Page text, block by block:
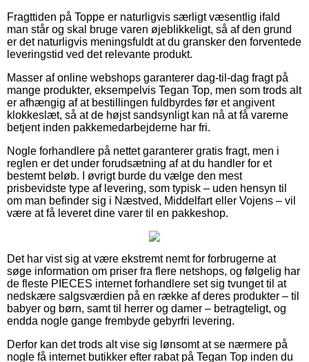
Fragttiden på Toppe er naturligvis særligt væsentlig ifald
man står og skal bruge varen øjeblikkeligt, så af den grund
er det naturligvis meningsfuldt at du gransker den forventede
leveringstid ved det relevante produkt.
Masser af online webshops garanterer dag-til-dag fragt på
mange produkter, eksempelvis Tegan Top, men som trods alt
er afhængig af at bestillingen fuldbyrdes før et angivent
klokkeslæt, så at de højst sandsynligt kan nå at få varerne
betjent inden pakkemedarbejderne har fri.
Nogle forhandlere på nettet garanterer gratis fragt, men i
reglen er det under forudsætning af at du handler for et
bestemt beløb. I øvrigt burde du vælge den mest
prisbevidste type af levering, som typisk – uden hensyn til
om man befinder sig i Næstved, Middelfart eller Vojens – vil
være at få leveret dine varer til en pakkeshop.
Det har vist sig at være ekstremt nemt for forbrugerne at
søge information om priser fra flere netshops, og følgelig har
de fleste PIECES internet forhandlere set sig tvunget til at
nedskære salgsværdien på en række af deres produkter – til
babyer og børn, samt til herrer og damer – betragteligt, og
endda nogle gange frembyde gebyrfri levering.
Derfor kan det trods alt vise sig lønsomt at se nærmere på
nogle få internet butikker efter rabat på Tegan Top inden du